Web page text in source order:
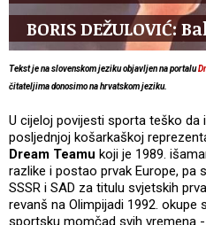
BORIS DEŽULOVIĆ:
Tekst je na slovenskom jeziku objavljen na portalu
čitateljima donosimo na hrvatskom jeziku.
U cijeloj povijesti sporta teško da
posljednjoj košarkaškoj
Dream Teamu koji je 1989.
razlike i postao prvak Europe, pa
SSSR i SAD za titulu svjetskih
revanš na Olimpijadi 1992. okupe
sportsku momčad svih vremena